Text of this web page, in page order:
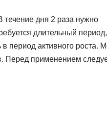
течение дня 2 раза нужно
длительный
период активного роста.
Перед применением